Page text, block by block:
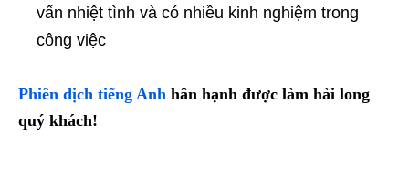
vấn nhiệt tình và có nhiều kinh nghiệm trong
công việc
Phiên dịch tiếng Anh hân hạnh được làm hài long
quý khách!